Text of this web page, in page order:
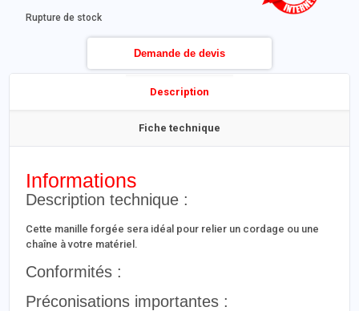
Rupture de stock
Demande de devis
Description
Fiche technique
Informations
Description technique :
Cette manille forgée sera idéal pour relier un cordage ou une
chaîne à votre matériel.
Conformités :
Préconisations importantes :